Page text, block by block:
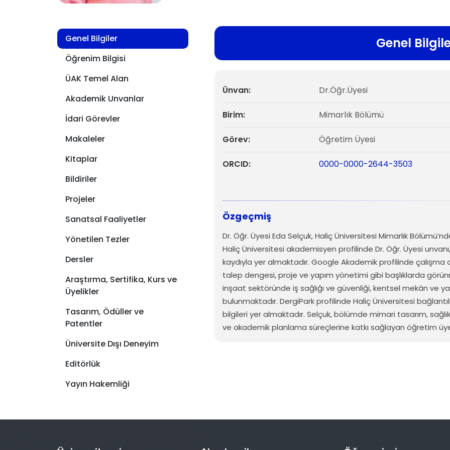
Genel Bilgiler
Öğrenim Bilgisi
ÜAK Temel Alan
Akademik Unvanlar
İdari Görevler
Makaleler
Kitaplar
Bildiriler
Projeler
Sanatsal Faaliyetler
Yönetilen Tezler
Dersler
Araştırma, Sertifika, Kurs ve
Üyelikler
Tasarım, Ödüller ve
Patentler
Üniversite Dışı Deneyim
Editörlük
Yayın Hakemliği
Genel
Ünvan: Dr.Öğr.Üyesi
Birim: Mimarlık Bölümü
Görev: Öğretim Üyesi
ORCID: 0000-0000-2644-3503
Özgeçmiş
Dr. Öğr. Üyesi Eda Selçuk, Haliç Üniversitesi Mimarlık
Haliç Üniversitesi akademisyen profilinde Dr. Öğr. Üyesi unvanı
kaydıyla yeralmaktadır. Google Akademikprofilinde çalışma
talep dengesi,proje ve yapım yönetimi gibi başlıklarda
inşaat sektöründe iş sağlığı ve güvenliği,kentsel mekân ve
bulunmaktadır. DergiParkprofilinde Haliç Üniversitesi
bilgileri yeralmaktadır. Selçuk,bölümde mimari tasarım,sağlık
ve akademikplanlama süreçlerine katkı sağlayan öğretim